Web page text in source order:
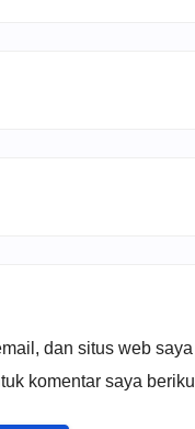
dan situs web
komentar saya